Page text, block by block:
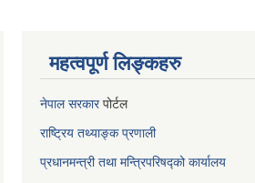
महत्वपूर्ण लिङ्कहरु
नेपाल सरकारपोर्टल
राष्ट्रिय तथ्याङ्क प्रणाली
प्रधानमन्त्री तथा मन्त्रिपरिषद्को कार्यालय